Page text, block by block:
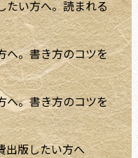
たい方へ。読まれる
へ。書き方のコツを
へ。書き方のコツを
出版したい方へ